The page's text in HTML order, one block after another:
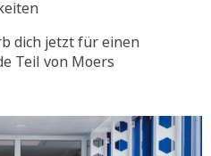
dich jetzt für einen
Teil von Moers